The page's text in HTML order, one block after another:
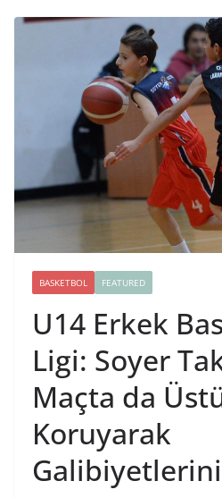
BASKETBOL FEATURED
U14 Erkek
Ligi: Soyer
Maçta da
Koruyarak